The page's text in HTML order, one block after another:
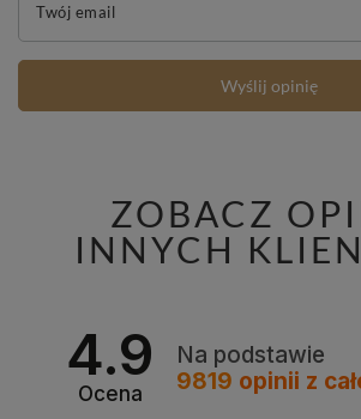
Twój email
Wyślij opinię
ZOBACZ
INNYCH
4.9
Ocena
Na podstawie
9819 opinii z